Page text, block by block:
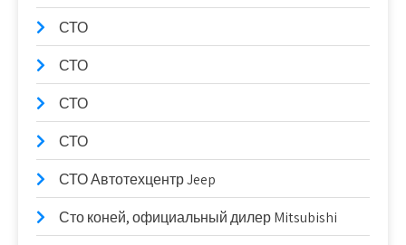
СТО
СТО
СТО
СТО
СТО Автотехцентр Jeep
Сто коней, официальный дилер Mitsubishi